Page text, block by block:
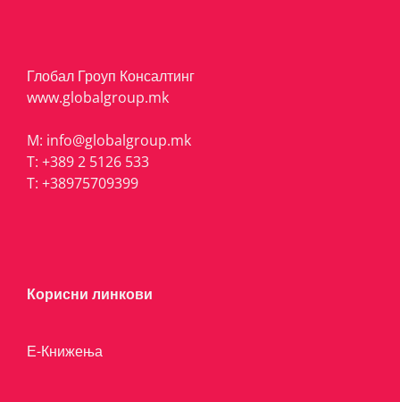
Глобал Гроуп Консалтинг
www.globalgroup.mk
M: info@globalgroup.mk
T: +389 2 5126 533
T: +38975709399
Корисни линкови
Е-Книжења